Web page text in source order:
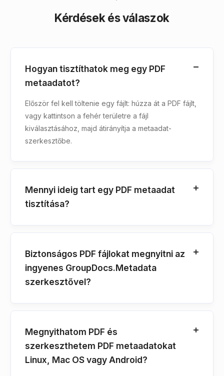
Kérdések és válaszok
Hogyan tisztíthatok meg egy PDF
metaadatot?
Először fel kell töltenie egy fájlt: húzza át a PDF fájlt,
vagy kattintson a fehér területre a fájl
kiválasztásához, majd átirányítja a metaadat-
szerkesztőbe.
Mennyi ideig tart egy PDF metaadat
tisztítása?
Biztonságos PDF fájlokat megnyitni az
ingyenes GroupDocs.Metadata
szerkesztővel?
Megnyithatom PDF és
szerkeszthetem PDF metaadatokat
Linux, Mac OS vagy Android?